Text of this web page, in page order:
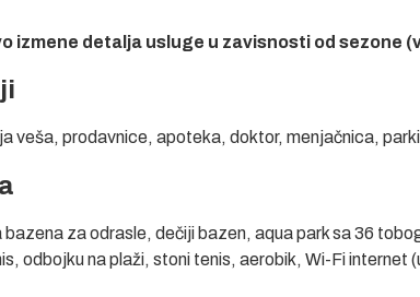
izmene detalja usluge u zavisnosti od sezone
veša, prodavnice, apoteka, doktor, menjačnica,
bazena za odrasle, dečiji bazen, aqua park sa 36
odbojku na plaži, stoni tenis, aerobik, Wi-Fi internet